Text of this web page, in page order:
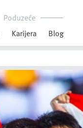
Poduzeće
Karijera Blog